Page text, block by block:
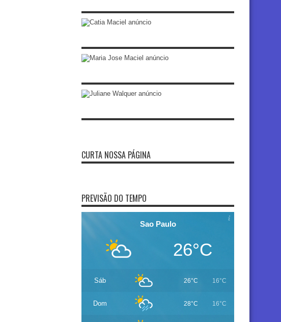
CURTA NOSSA PÁGINA
PREVISÃO DO TEMPO
Sao Paulo
26°C
Sáb 26°C 16°C
Dom 28°C 16°C